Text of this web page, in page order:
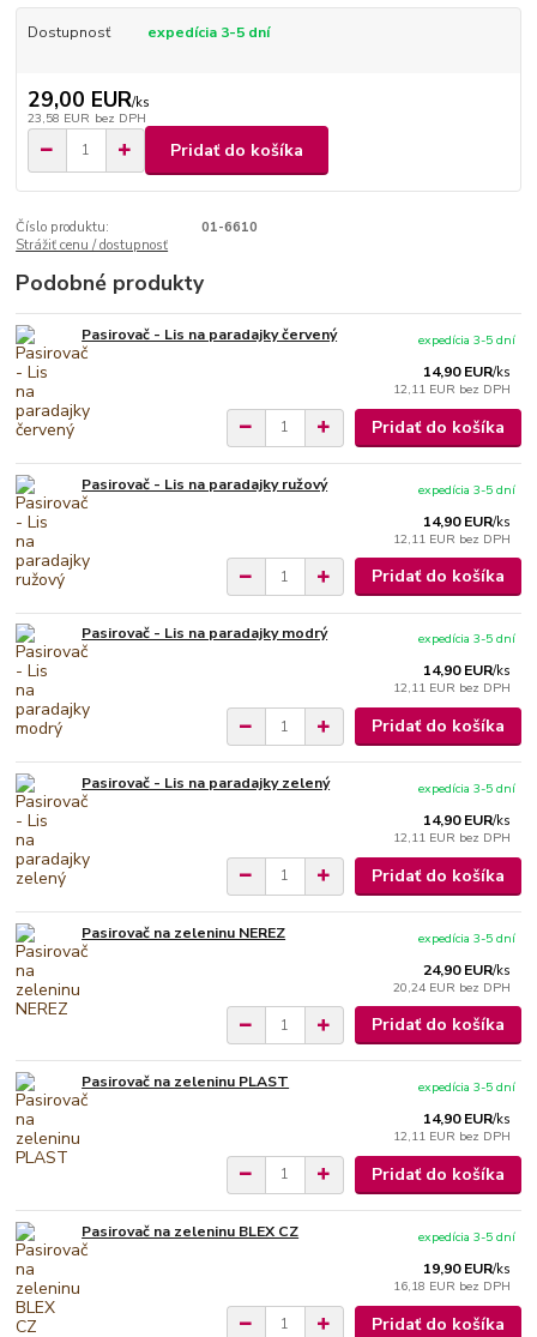
Dostupnosť expedícia 3-5 dní
29,00 EUR/ks
23,58 EUR bez DPH
Pridať do košíka
Číslo produktu:
01-6610
Strážiť cenu / dostupnosť
Podobné produkty
Pasirovač - Lis na paradajky červený
14,90 EUR/ks
12,11 EUR bez DPH
expedícia 3-5 dní
Pridať do košíka
Pasirovač - Lis na paradajky ružový
14,90 EUR/ks
12,11 EUR bez DPH
expedícia 3-5 dní
Pridať do košíka
Pasirovač - Lis na paradajky modrý
14,90 EUR/ks
12,11 EUR bez DPH
expedícia 3-5 dní
Pridať do košíka
Pasirovač - Lis na paradajky zelený
14,90 EUR/ks
12,11 EUR bez DPH
expedícia 3-5 dní
Pridať do košíka
Pasirovač na zeleninu NEREZ
24,90 EUR/ks
20,24 EUR bez DPH
expedícia 3-5 dní
Pridať do košíka
Pasirovač na zeleninu PLAST
14,90 EUR/ks
12,11 EUR bez DPH
expedícia 3-5 dní
Pridať do košíka
Pasirovač na zeleninu BLEX CZ
19,90 EUR/ks
16,18 EUR bez DPH
expedícia 3-5 dní
Pridať do košíka